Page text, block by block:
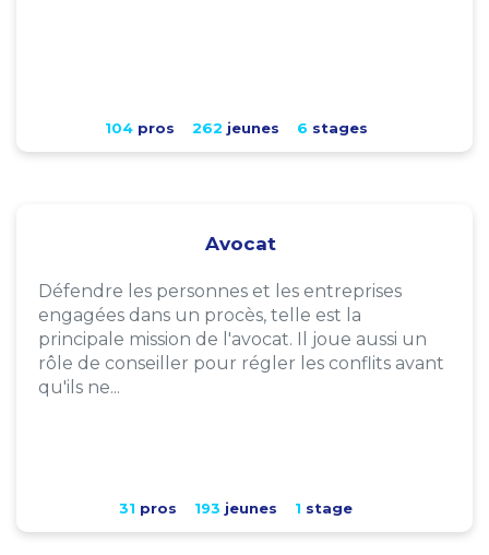
104pros 262 jeunes 6 stages
Avocat
Défendre les personnes et les entreprises
engagées dans un procès, telle est la
principale mission de l'avocat. Il joue aussi un
rôle de conseiller pour régler les conflits avant
qu'ils ne...
31 pros 193 jeunes 1 stage